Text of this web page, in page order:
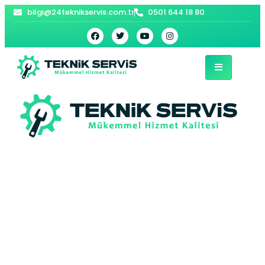
bilgi@24teknikservis.com.tr 0501 644 18 80